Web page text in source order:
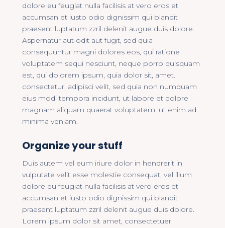
dolore eu feugiat nulla facilisis at vero eros et
accumsan et iusto odio dignissim qui blandit
praesent luptatum zzril delenit augue duis dolore.
Aspernatur aut odit aut fugit, sed quia
consequuntur magni dolores eos, qui ratione
voluptatem sequi nesciunt, neque porro quisquam
est, qui dolorem ipsum, quia dolor sit, amet.
consectetur, adipisci velit, sed quia non numquam
eius modi tempora incidunt, ut labore et dolore
magnam aliquam quaerat voluptatem. ut enim ad
minima veniam.
Organize your stuff
Duis autem vel eum iriure dolor in hendrerit in
vulputate velit esse molestie consequat, vel illum
dolore eu feugiat nulla facilisis at vero eros et
accumsan et iusto odio dignissim qui blandit
praesent luptatum zzril delenit augue duis dolore.
Lorem ipsum dolor sit amet, consectetuer